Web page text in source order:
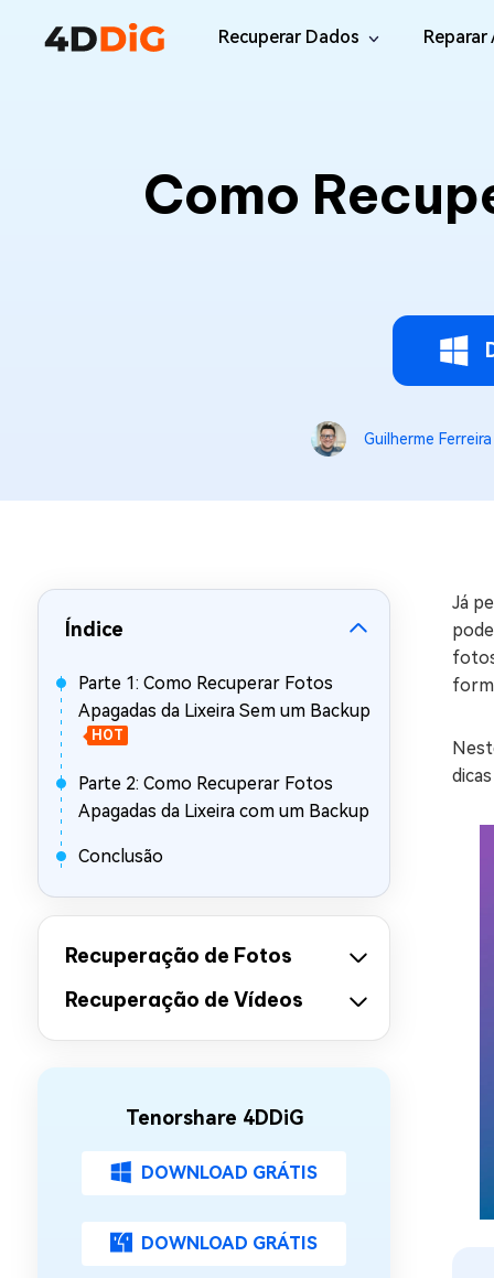
Recuperar Dados
Recuperar Arquivos Apagados de Win
Recuperar Dados Perdidos de iPhone/
Android Recovery
Recuperar Arquivos no Android Sem
Reparar
Email
Corrigir
Online
Como
Guilherme Ferreira
Índice
Parte 1: Como Recuperar Fotos
Apagadas da Lixeira Sem um Backup
HOT
Parte 2: Como Recuperar Fotos
Apagadas da Lixeira com um Backup
Conclusão
Recuperação de Fotos
Recuperação de Vídeos
Tenorshare 4DDiG
DOWNLOAD GRÁTIS
DOWNLOAD GRÁTIS
Já